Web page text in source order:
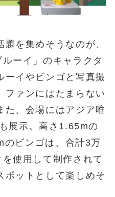
を集めそうなのが、
ーイ」のキャラクタ
ーイやビンゴと写真撮
ファンにはたまらない
た、会場にはアジア唯
展示。高さ1.65mの
のビンゴは、合計3万
使用して制作されて
ポットとして楽しめそ